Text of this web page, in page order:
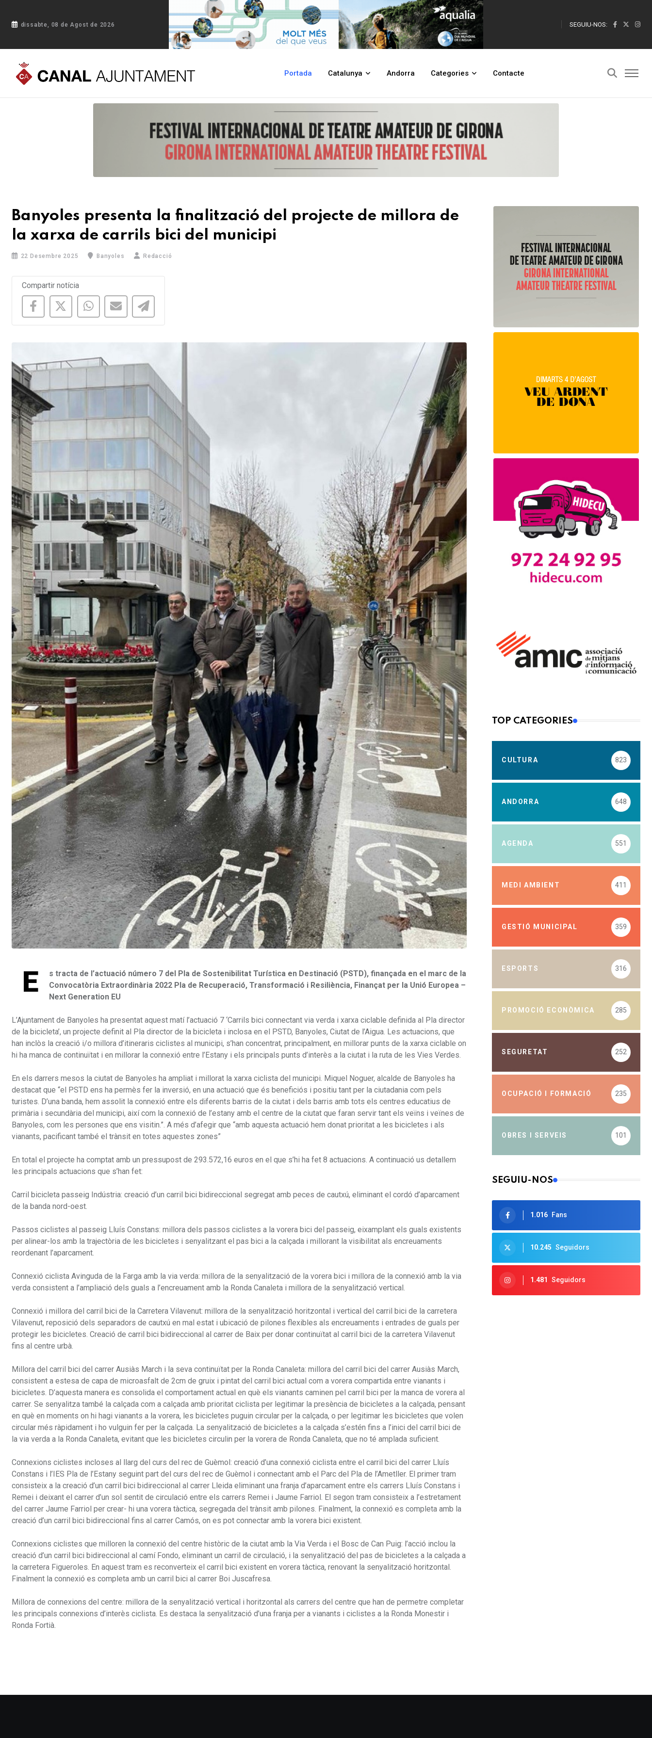
dissabte, 08 de Agost de 2026 SEGUIU-NOS:
Portada Catalunya Andorra Categories Contacte
Portada Blog Banyoles presenta la finalització del projecte de millora de la xarxa de carrils bici del municipi
Banyoles presenta la finalització del projecte de millora de
la xarxa de carrils bici del municipi
22 Desembre 2025 Banyoles Redacció
Compartir notícia
E
s tracta de l’actuació número 7 del Pla de Sostenibilitat Turística en Destinació (PSTD), finançada en el marc de la
Convocatòria Extraordinària 2022 Pla de Recuperació, Transformació i Resiliència, Finançat per la Unió Europea –
Next Generation EU
L’Ajuntament de Banyoles ha presentat aquest matí l’actuació 7 ‘Carrils bici connectant via verda i xarxa ciclable definida al Pla director
de la bicicleta’, un projecte definit al Pla director de la bicicleta i inclosa en el PSTD, Banyoles, Ciutat de l’Aigua. Les actuacions, que
han inclòs la creació i/o millora d’itineraris ciclistes al municipi, s’han concentrat, principalment, en millorar punts de la xarxa ciclable on
hi ha manca de continuïtat i en millorar la connexió entre l’Estany i els principals punts d’interès a la ciutat i la ruta de les Vies Verdes.
En els darrers mesos la ciutat de Banyoles ha ampliat i millorat la xarxa ciclista del municipi. Miquel Noguer, alcalde de Banyoles ha
destacat que “el PSTD ens ha permès fer la inversió, en una actuació que és beneficiós i positiu tant per la ciutadania com pels
turistes. D’una banda, hem assolit la connexió entre els diferents barris de la ciutat i dels barris amb tots els centres educatius de
primària i secundària del municipi, així com la connexió de l’estany amb el centre de la ciutat que faran servir tant els veïns i veïnes de
Banyoles, com les persones que ens visitin.”. A més d’afegir que “amb aquesta actuació hem donat prioritat a les bicicletes i als
vianants, pacificant també el trànsit en totes aquestes zones”
En total el projecte ha comptat amb un pressupost de 293.572,16 euros en el que s’hi ha fet 8 actuacions. A continuació us detallem
les principals actuacions que s’han fet:
Carril bicicleta passeig Indústria: creació d’un carril bici bidireccional segregat amb peces de cautxú, eliminant el cordó d’aparcament
de la banda nord-oest.
Passos ciclistes al passeig Lluís Constans: millora dels passos ciclistes a la vorera bici del passeig, eixamplant els guals existents
per alinear-los amb la trajectòria de les bicicletes i senyalitzant el pas bici a la calçada i millorant la visibilitat als encreuaments
reordenant l’aparcament.
Connexió ciclista Avinguda de la Farga amb la via verda: millora de la senyalització de la vorera bici i millora de la connexió amb la via
verda consistent a l’ampliació dels guals a l’encreuament amb la Ronda Canaleta i millora de la senyalització vertical.
Connexió i millora del carril bici de la Carretera Vilavenut: millora de la senyalització horitzontal i vertical del carril bici de la carretera
Vilavenut, reposició dels separadors de cautxú en mal estat i ubicació de pilones flexibles als encreuaments i entrades de guals per
protegir les bicicletes. Creació de carril bici bidireccional al carrer de Baix per donar continuïtat al carril bici de la carretera Vilavenut
fins al centre urbà.
Millora del carril bici del carrer Ausiàs March i la seva continuïtat per la Ronda Canaleta: millora del carril bici del carrer Ausiàs March,
consistent a estesa de capa de microasfalt de 2cm de gruix i pintat del carril bici actual com a vorera compartida entre vianants i
bicicletes. D’aquesta manera es consolida el comportament actual en què els vianants caminen pel carril bici per la manca de vorera al
carrer. Se senyalitza també la calçada com a calçada amb prioritat ciclista per legitimar la presència de bicicletes a la calçada, pensant
en què en moments on hi hagi vianants a la vorera, les bicicletes puguin circular per la calçada, o per legitimar les bicicletes que volen
circular més ràpidament i ho vulguin fer per la calçada. La senyalització de bicicletes a la calçada s’estén fins a l’inici del carril bici de
la via verda a la Ronda Canaleta, evitant que les bicicletes circulin per la vorera de Ronda Canaleta, que no té amplada suficient.
Connexions ciclistes incloses al llarg del curs del rec de Guèmol: creació d’una connexió ciclista entre el carril bici del carrer Lluís
Constans i l’IES Pla de l’Estany seguint part del curs del rec de Guèmol i connectant amb el Parc del Pla de l’Ametller. El primer tram
consisteix a la creació d’un carril bici bidireccional al carrer Lleida eliminant una franja d’aparcament entre els carrers Lluís Constans i
Remei i deixant el carrer d’un sol sentit de circulació entre els carrers Remei i Jaume Farriol. El segon tram consisteix a l’estretament
del carrer Jaume Farriol per crear- hi una vorera tàctica, segregada del trànsit amb pilones. Finalment, la connexió es completa amb la
creació d’un carril bici bidireccional fins al carrer Camós, on es pot connectar amb la vorera bici existent.
Connexions ciclistes que milloren la connexió del centre històric de la ciutat amb la Via Verda i el Bosc de Can Puig: l’acció inclou la
creació d’un carril bici bidireccional al camí Fondo, eliminant un carril de circulació, i la senyalització del pas de bicicletes a la calçada a
la carretera Figueroles. En aquest tram es reconverteix el carril bici existent en vorera tàctica, renovant la senyalització horitzontal.
Finalment la connexió es completa amb un carril bici al carrer Boi Juscafresa.
Millora de connexions del centre: millora de la senyalització vertical i horitzontal als carrers del centre que han de permetre completar
les principals connexions d’interès ciclista. Es destaca la senyalització d’una franja per a vianants i ciclistes a la Ronda Monestir i
Ronda Fortià.
TOP CATEGORIES
CULTURA 823
ANDORRA 648
AGENDA 551
MEDI AMBIENT 411
GESTIÓ MUNICIPAL 359
ESPORTS 316
PROMOCIÓ ECONÒMICA 285
SEGURETAT 252
OCUPACIÓ I FORMACIÓ 235
OBRES I SERVEIS 101
SEGUIU-NOS
1.016 Fans
10.245 Seguidors
1.481 Seguidors